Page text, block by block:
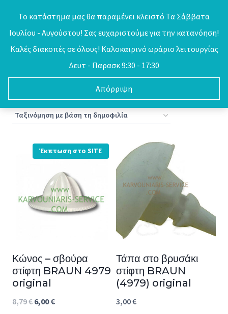
Το κατάστημα μας θα παραμένει κλειστό Τα Σάββατα
Ιουλίου - Αυγούστου! Σας ευχαριστούμε για την κατανόηση!
Καλές διακοπές σε όλους! Καλοκαιρινό ωράριο λειτουργίας
Δευτ - Παρασκ 9:30 - 17:30
Απόρριψη
0
Προβάλλονται όλα - 4 αποτελέσματα Sorted
by
popularity
Έκπτωση στο SITE
Κώνος – σβούρα
στίφτη BRAUN 4979
original
8,79€ Original
6,00€Η
Τάπα στο βρυσάκι
στίφτη BRAUN
(4979) original
3,00€